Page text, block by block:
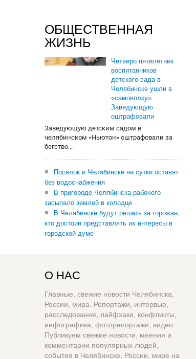
ОБЩЕСТВЕННАЯ
ЖИЗНЬ
Четверо пятилетних
воспитанников
детского сада в
Челябинске ушли в
«самоволку».
Заведующую
оштрафовали
Заведующую детским садом в
челябинском «Ньютон» оштрафовали за
бегство...
Поселок в Челябинске на сутки оставят
без водоснабжения
В пригороде Челябинска рабочего
засыпало землей в колодце
В Челябинске будут решать за горожан,
кто достоин представлять их интересы в
городской думе
О НАС
Главные, свежие новости Челябинска,
России, мира. Репортажи, интервью,
расследования, лайфхаки, конфликты,
инфографика, фоторепортажи, видео.
Публикуем свежие новости, мнения и
комментарии популярных людей,
события в Челябинске, России, мире на